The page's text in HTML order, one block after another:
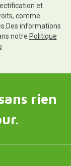
et
comme
informations
notre Politique
rien